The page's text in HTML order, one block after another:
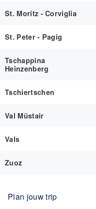
St. Moritz - Corviglia
St. Peter - Pagig
Tschappina
Heinzenberg
Tschiertschen
Val Müstair
Vals
Zuoz
Plan jouw trip